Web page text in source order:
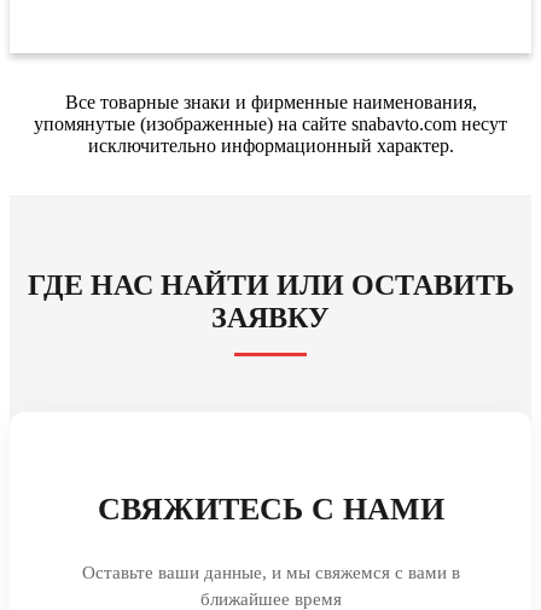
Все товарные знаки и фирменные наименования,
упомянутые (изображенные) на сайте snabavto.com несут
исключительно информационный характер.
ГДЕ НАС НАЙТИ ИЛИ ОСТАВИТЬ
ЗАЯВКУ
СВЯЖИТЕСЬ С НАМИ
Оставьте ваши данные, и мы свяжемся с вами в
ближайшее время